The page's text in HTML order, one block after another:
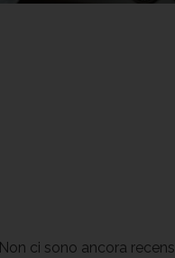
Non ci sono ancora